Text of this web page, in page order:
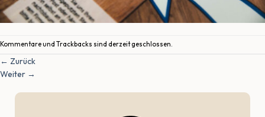
Kommentare und Trackbacks sind derzeit geschlossen.
← Zurück
Weiter →